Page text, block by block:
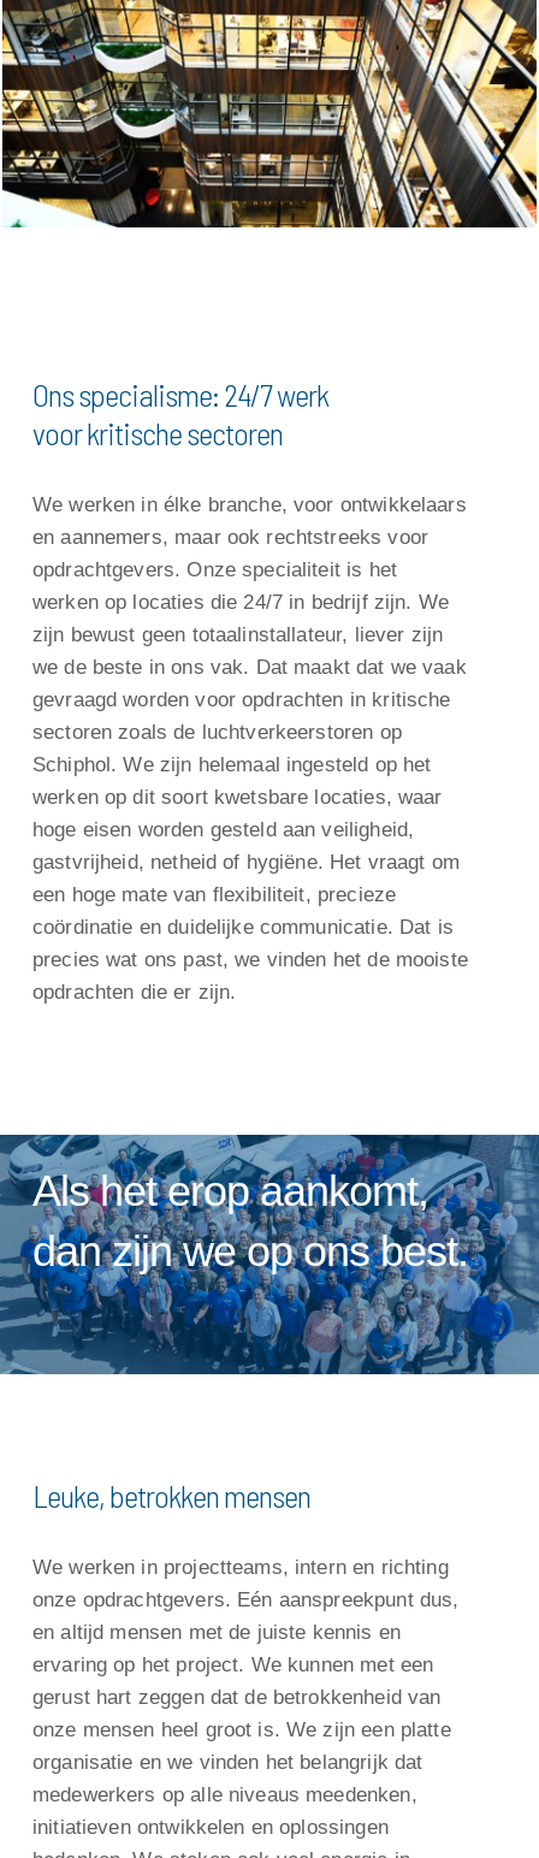
Ons specialisme: 24/7 werk
voor kritische sectoren
We werken in élke branche, voor ontwikkelaars
en aannemers, maar ook rechtstreeks voor
opdrachtgevers. Onze specialiteit is het
werken op locaties die 24/7 in bedrijf zijn. We
zijn bewust geen totaalinstallateur, liever zijn
we de beste in ons vak. Dat maakt dat we vaak
gevraagd worden voor opdrachten in kritische
sectoren zoals de luchtverkeerstoren op
Schiphol. We zijn helemaal ingesteld op het
werken op dit soort kwetsbare locaties, waar
hoge eisen worden gesteld aan veiligheid,
gastvrijheid, netheid of hygiëne. Het vraagt om
een hoge mate van flexibiliteit, precieze
coördinatie en duidelijke communicatie. Dat is
precies wat ons past, we vinden het de mooiste
opdrachten die er zijn.
Als het erop aankomt,
dan zijn we op ons best.
Leuke, betrokken mensen
We werken in projectteams, intern en richting
onze opdrachtgevers. Eén aanspreekpunt dus,
en altijd mensen met de juiste kennis en
ervaring op het project. We kunnen met een
gerust hart zeggen dat de betrokkenheid van
onze mensen heel groot is. We zijn een platte
organisatie en we vinden het belangrijk dat
medewerkers op alle niveaus meedenken,
initiatieven ontwikkelen en oplossingen